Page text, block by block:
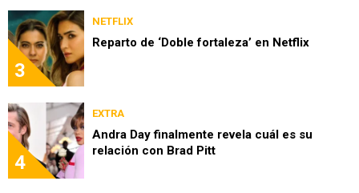
3
NETFLIX
Reparto de ‘Doble fortaleza’ en Netflix
4
EXTRA
Andra Day finalmente revela cuál es su
relación con Brad Pitt